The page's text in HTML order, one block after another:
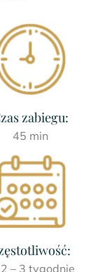
zabiegu:
45 min
– 3 tygodnie